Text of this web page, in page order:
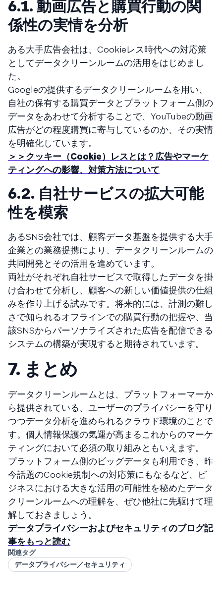
6.1. 動画広告と購買行動の関
係性の実情を分析
ある大手広告会社は、Cookieレス時代への対応策
としてデータクリーンルームの活用をはじめまし
た。
Googleの提供するデータクリーンルームを用い、
自社の保有する購買データとプラットフォーム側の
データをあわせて分析することで、YouTubeの動画
広告がどの程度購買に寄与しているのか、その実情
を明確化しています。
＞＞クッキー（Cookie）レスとは？広告やマーケ
ティングへの影響、対策方法について
6.2. 自社サービスの拡大可能
性を模索
あるSNS会社では、顧客データ基盤を提供する大手
企業との業務提携により、データクリーンルームの
共同開発とその活用を進めています。
両社がそれぞれ自社サービスで取得したデータを掛
け合わせて分析し、顧客への新しい価値提供の仕組
みを作り上げる試みです。将来的には、計測の難し
さで知られるオフラインでの購買行動の把握や、当
該SNSからパーソナライズされた広告を配信できる
システムの構築が実現すると期待されています。
7. まとめ
データクリーンルームとは、プラットフォーマーか
ら提供されている、ユーザーのプライバシーを守り
つつデータ分析を進められるクラウド環境のことで
す。個人情報保護の気運が高まるこれからのマーケ
ティングにおいて必須の取り組みともいえます。
プラットフォーム側のビッグデータも利用でき、昨
今話題のCookie規制への対応策にもなるなど、ビ
ジネスにおける大きな活用の可能性を秘めたデータ
クリーンルームへの理解を、ぜひ他社に先駆けて理
解しておきましょう。
データプライバシーおよびセキュリティのブログ記
事をもっと読む
関連タグ
データプライバシー／セキュリティ